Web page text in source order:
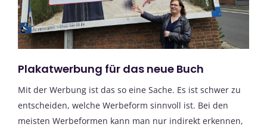
Plakatwerbung für das neue Buch
Mit der Werbung ist das so eine Sache. Es ist schwer zu
entscheiden, welche Werbeform sinnvoll ist. Bei den
meisten Werbeformen kann man nur indirekt erkennen,